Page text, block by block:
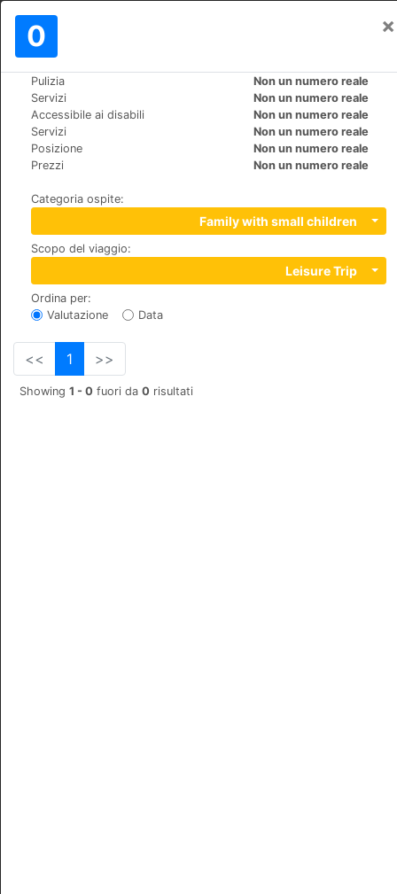
0 ×
Pulizia
Non un numero reale
Servizi
Non un numero reale
Accessibile ai disabili
Non un numero reale
Servizi
Non un numero reale
Posizione
Non un numero reale
Prezzi
Non un numero reale
Categoria ospite:
Family with small children
Scopo del viaggio:
Leisure Trip
Ordina per:
Valutazione
Data
<< 1 >>
Showing 1 - 0 fuori da 0 risultati
Mondo>
Viva Wyndham Dominicus Palace
+1 (1)8095626001